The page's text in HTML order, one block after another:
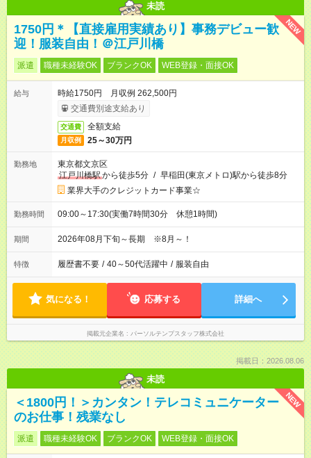
未読
NEW
1750円＊【直接雇用実績あり】事務デビュー歓
迎！服装自由！＠江戸川橋
派遣 職種未経験OK ブランクOK WEB登録・面接OK
給与
時給1750円 月収例 262,500円
交通費別途支給あり
交通費 全額支給
月収例 25～30万円
勤務地
東京都文京区
江戸川橋駅から徒歩5分 / 早稲田(東京メトロ)駅から徒歩8分
業界大手のクレジットカード事業☆
勤務時間 09:00～17:30(実働7時間30分 休憩1時間)
期間 2026年08月下旬～長期 ※8月～！
特徴 履歴書不要 / 40～50代活躍中 / 服装自由
気になる！ 応募する 詳細へ
掲載元企業名 パーソルテンプスタッフ株式会社
掲載日：2026.08.06
未読
NEW
＜1800円！＞カンタン！テレコミュニケーター
のお仕事！残業なし
派遣 職種未経験OK ブランクOK WEB登録・面接OK